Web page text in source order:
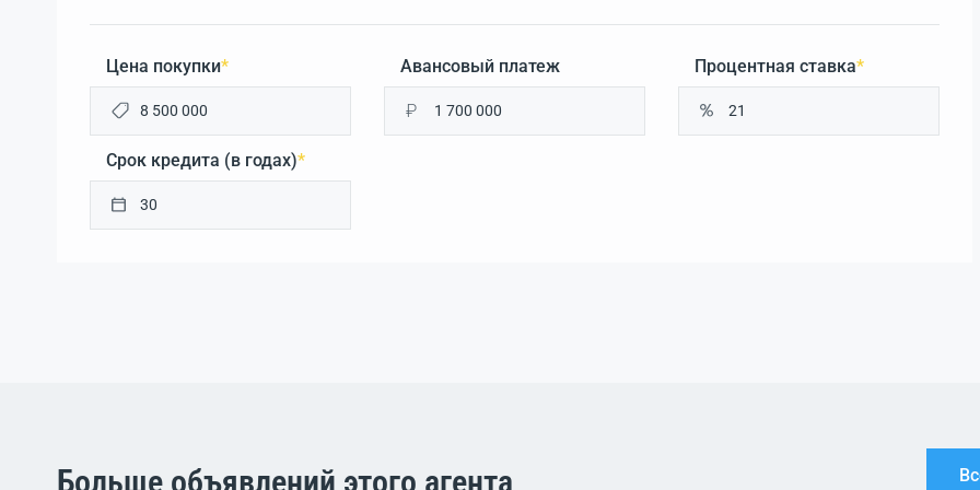
Цена покупки* Авансовый платеж
₽
Процентная ставка*
Срок кредита (в годах)*
Больше объявлений этого агента